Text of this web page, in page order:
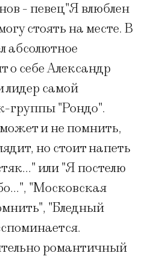
"Я влюблен
стоять на месте. В
абсолютное
о себе Александр
лидер самой
группы "Рондо".
и не помнить,
но стоит напеть
или "Я постелю
"Московская
"Бледный
романтичный